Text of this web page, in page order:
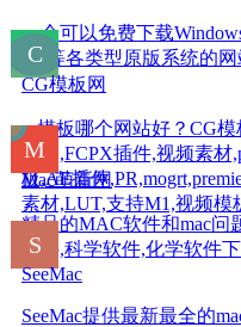
一个可以免费下载
OS等各类型原版系统的网
CG模板网
pr模板哪个网站好？CG
模板,FCPX插件,视频素材
板,AE插件
素材,LUT,支持M1,视频模
Mac萌新网
精品的MAC软件和mac问
软件,科学软件,化学软件
SeeMac
SeeMac提供最新最全的